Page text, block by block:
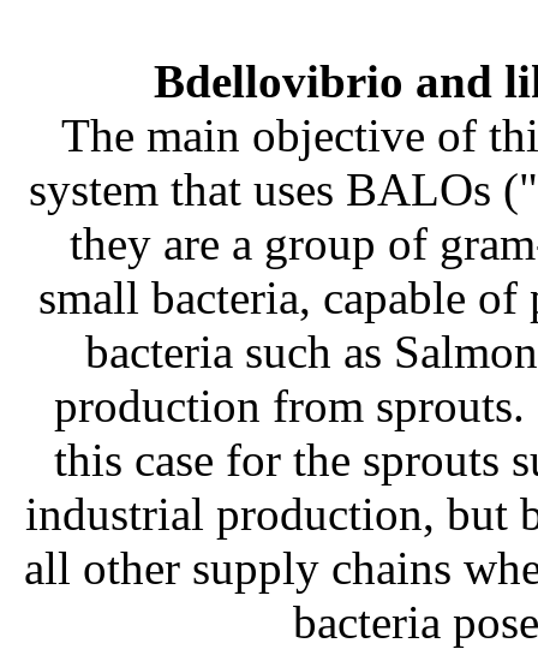
Bdellovibrio and
The main objective of
system that uses BALOs
they are a group of
small bacteria, capable
bacteria such as
production from
this case for the sprouts
industrial production, but
all other supply chains
bacteria